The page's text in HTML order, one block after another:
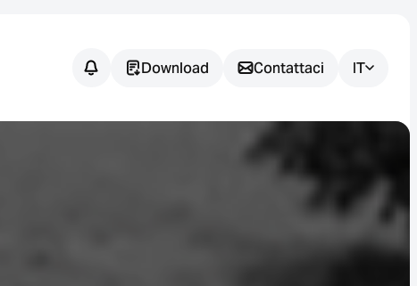
Download Contattaci IT
domande?
Siamo a vostra disposizione per